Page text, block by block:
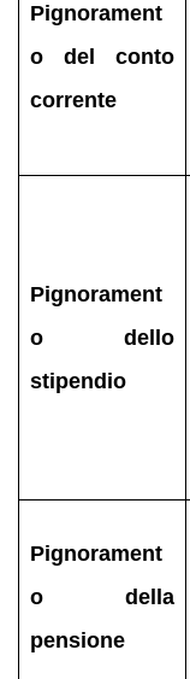
Pignorament
o del conto
corrente
Pignorament
o dello
stipendio
Pignorament
o della
pensione